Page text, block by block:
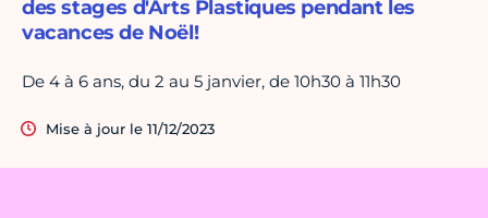
des stages d'Arts Plastiques pendant les
vacances de Noël!
De 4 à 6 ans, du 2 au 5 janvier, de 10h30 à 11h30
Mise à jour le 11/12/2023